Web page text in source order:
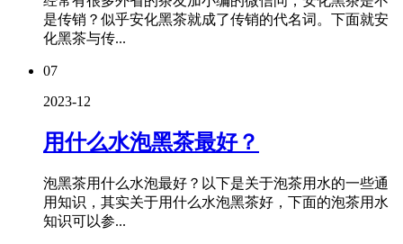
是传销？似乎安化黑茶就成了传销的代名词。下面就安
化黑茶与传...
07
2023-12
用什么水泡黑茶最好？
泡黑茶用什么水泡最好？以下是关于泡茶用水的一些通
用知识，其实关于用什么水泡黑茶好，下面的泡茶用水
知识可以参...